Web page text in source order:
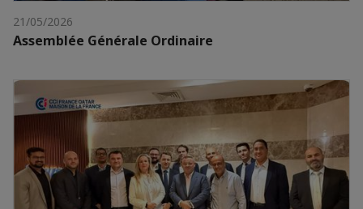
21/05/2026
Assemblée Générale Ordinaire